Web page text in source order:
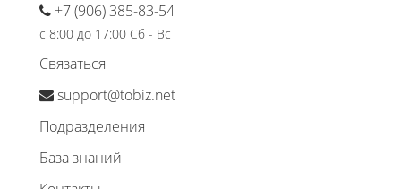
+7 (906) 385-83-54
с 8:00 до 17:00 Сб - Вс
Связаться
support@tobiz.net
Подразделения
База знаний